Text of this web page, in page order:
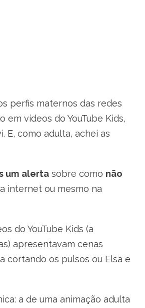
perfis maternos das redes
em vídeos do YouTube Kids,
E, como adulta, achei as
um alerta sobre como não
internet ou mesmo na
do YouTube Kids (a
apresentavam cenas
cortando os pulsos ou Elsa e
a de uma animação adulta